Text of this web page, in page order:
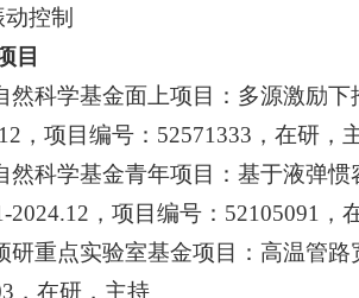
控制
目
然科学基金面上项目：多源激励
，项目编号：52571333，在研，
然科学基金青年项目：基于液弹惯
2024.12，项目编号：52105091，
研重点实验室基金项目：高温管路
，在研，主持